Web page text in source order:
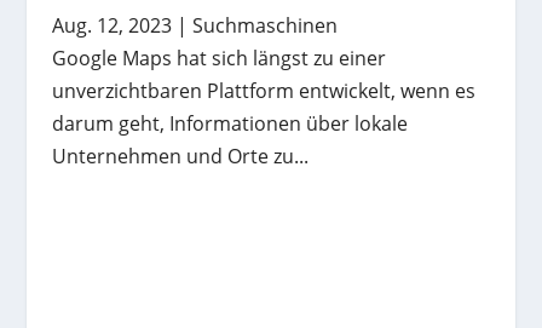
Aug. 12, 2023| Suchmaschinen
Google Maps hat sich längst zu einer
unverzichtbaren Plattform entwickelt, wenn es
darum geht, Informationen über lokale
Unternehmen und Orte zu...